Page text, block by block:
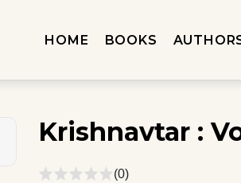
HOME BOOKS
Krishnavtar :
(0)